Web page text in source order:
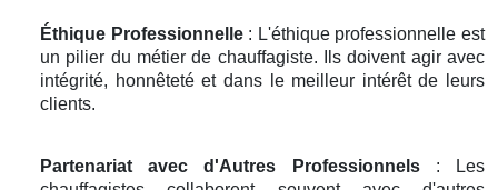
Éthique Professionnelle: L'éthique professionnelle est
un pilier du métier de chauffagiste. Ils doivent agir avec
intégrité, honnêteté et dans le meilleur intérêt de leurs
clients.
Partenariat avec d'Autres Professionnels: Les